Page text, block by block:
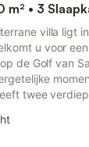
m² • 3
villa ligt
u voor
de Golf van
twee
een